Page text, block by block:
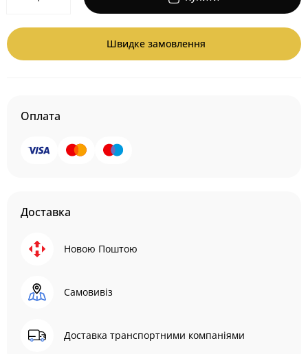
Швидке замовлення
Оплата
Доставка
Новою Поштою
Самовивіз
Доставка транспортними компаніями